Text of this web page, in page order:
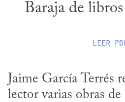
Baraja de
LEER
Jaime García Terrés
lector varias obras